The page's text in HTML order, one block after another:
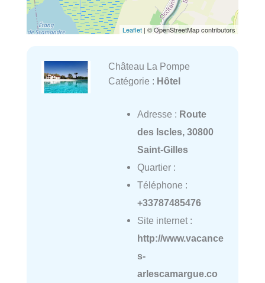
Leaflet | © OpenStreetMap contributors
Château La Pompe
Catégorie : Hôtel
Adresse : Route
des Iscles, 30800
Saint-Gilles
Quartier :
Téléphone :
+33787485476
Site internet :
http://www.vacance
s-
arlescamargue.co